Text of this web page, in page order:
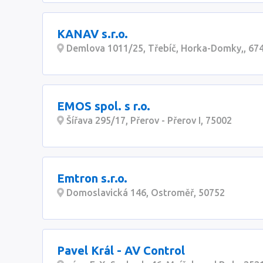
KANAV s.r.o.
Demlova 1011/25, Třebíč, Horka-Domky,,
EMOS spol. s r.o.
Šířava 295/17, Přerov - Přerov I, 75002
Emtron s.r.o.
Domoslavická 146, Ostroměř, 50752
Pavel Král - AV Control